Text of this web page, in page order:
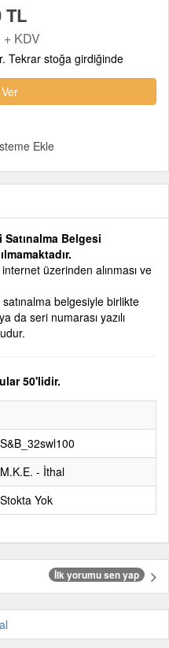
TL
KDV
Tekrar stoğa girdiğinde
Ekle
Satınalma Belgesi
üzerinden alınması ve
satınalma belgesiyle birlikte
da seri numarası yazılı
50'lidir.
S&B_32swl100
M.K.E. - İthal
Stokta Yok
İlk yorumu sen yap